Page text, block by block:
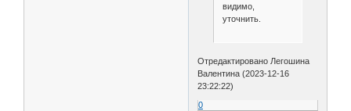
видимо,
уточнить.
Отредактировано Легошина
Валентина (2023-12-16
23:22:22)
0